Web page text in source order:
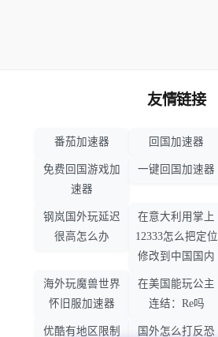
友情链接
番茄加速器 回国加速器
免费回国游戏加
速器
一键回国加速器
钢岚国外玩延迟
很高怎么办
在意大利用掌上
12333怎么把定位
修改到中国国内
海外玩魔兽世界
怀旧服加速器
在美国能玩公主
连结：Re吗
优酷有地区限制 国外怎么打反恐